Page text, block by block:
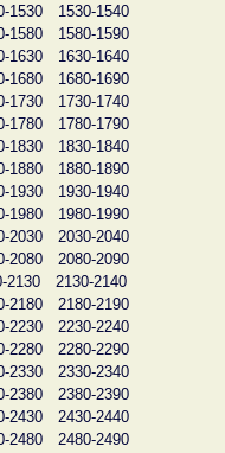
1530
1530-1540
1580
1580-1590
1630
1630-1640
1680
1680-1690
1730
1730-1740
1780
1780-1790
1830
1830-1840
1880
1880-1890
1930
1930-1940
1980
1980-1990
2030
2030-2040
2080
2080-2090
2130
2130-2140
2180
2180-2190
2230
2230-2240
2280
2280-2290
2330
2330-2340
2380
2380-2390
2430
2430-2440
2480
2480-2490